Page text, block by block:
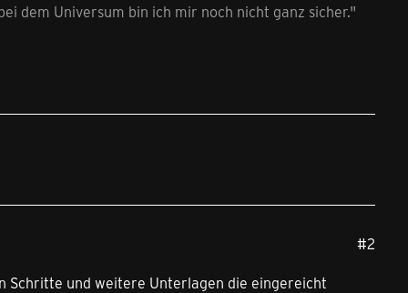
dem Universum bin ich mir noch nicht ganz sicher."
#2
und weitere Unterlagen die eingereicht